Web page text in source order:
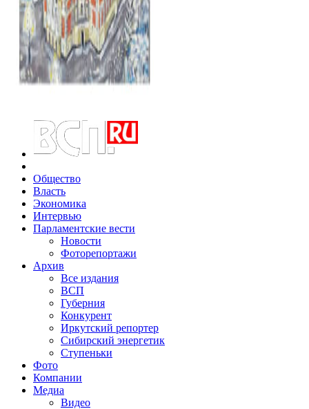
Общество
Власть
Экономика
Интервью
Парламентские вести
Новости
Фоторепортажи
Архив
Все издания
ВСП
Губерния
Конкурент
Иркутский репортер
Сибирский энергетик
Ступеньки
Фото
Компании
Медиа
Видео